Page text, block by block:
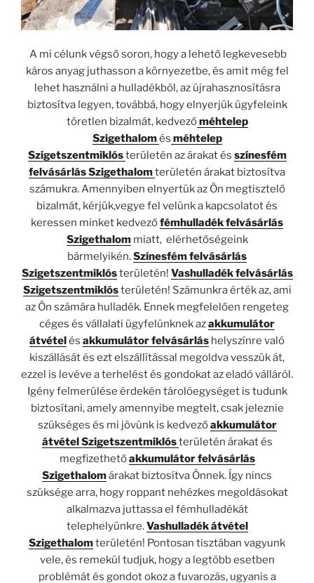
A mi célunk végső soron, hogy a lehető legkevesebb
káros anyag juthasson a környezetbe, és amit még fel
lehet használni a hulladékból, az újrahasznosításra
biztosítva legyen, továbbá, hogy elnyerjük ügyfeleink
töretlen bizalmát, kedvezőméhtelep
Szigethalomés méhtelep
Szigetszentmiklósterületén az árakat és színesfém
felvásárlás Szigethalomterületén árakat biztosítva
számukra. Amennyiben elnyertük az Ön megtisztelő
bizalmát, kérjük,vegye fel velünk a kapcsolatot és
keressen minket kedvezőfémhulladék felvásárlás
Szigethalommiatt, elérhetőségeink
bármelyikén.Színesfém felvásárlás
Szigetszentmiklósterületén! Vashulladék felvásárlás
Szigetszentmiklósterületén! Számunkra érték az, ami
az Ön számára hulladék. Ennek megfelelően rengeteg
céges és vállalati ügyfelünknek azakkumulátor
átvételés akkumulátor felvásárlás helyszínre való
kiszállását és ezt elszállítással megoldva vesszük át,
ezzel is levéve a terhelést és gondokat az eladó válláról.
Igény felmerülése érdekén tárolóegységet is tudunk
biztosítani, amely amennyibe megtelt, csak jeleznie
szükséges és mi jövünk is kedvezőakkumulátor
átvétel Szigetszentmiklósterületén árakat és
megfizethetőakkumulátor felvásárlás
Szigethalomárakat biztosítva Önnek. Így nincs
szüksége arra, hogy roppant nehézkes megoldásokat
alkalmazva juttassa el fémhulladékát
telephelyünkre.Vashulladék átvétel
Szigethalomterületén! Pontosan tisztában vagyunk
vele, és remekül tudjuk, hogy a legtöbb esetben
problémát és gondot okoz a fuvarozás, ugyanis a